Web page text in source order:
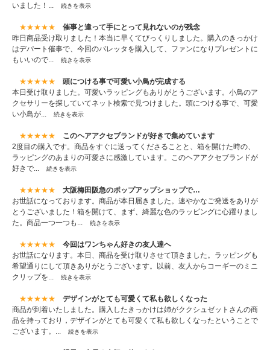
いました！...
続きを表示
★★★★★
催事と違って手にとって見れないのが残念
昨日商品受け取りました！本当に早くてびっくりしました。購入のきっかけ
はデパート催事で、今回のバレッタを購入して、ファンになりプレゼントに
もいいので...
続きを表示
★★★★★
頭につける事で可愛い小鳥が完成する
本日受け取りました。可愛いラッピングもありがとうございます。小鳥のア
クセサリーを探していてネット検索で見つけました。頭につける事で、可愛
い小鳥が...
続きを表示
★★★★★
このヘアアクセブランドが好きで集めています
2度目の購入です。商品をすぐに送ってくださることと、箱を開けた時の、
ラッピングのあまりの可愛さに感激しています。このヘアアクセブランドが
好きで...
続きを表示
★★★★★
大阪梅田阪急のポップアップショップで…
お世話になっております。商品が本日届きました。速やかなご発送をありが
とうございました！箱を開けて、まず、綺麗な色のラッピングに心躍りまし
た。商品一つ一つも...
続きを表示
★★★★★
今回はワンちゃん好きの友人達へ
お世話になります。本日、商品を受け取りさせて頂きました。ラッピングも
希望通りにして頂きありがとうございます。以前、友人からコーギーのミニ
クリップを...
続きを表示
★★★★★
デザインがとても可愛くて私も欲しくなった
商品が到着いたしました。購入したきっかけは姉がククシュゼットさんの商
品を持っており，デザインがとても可愛くて私も欲しくなったということで
ございます。...
続きを表示